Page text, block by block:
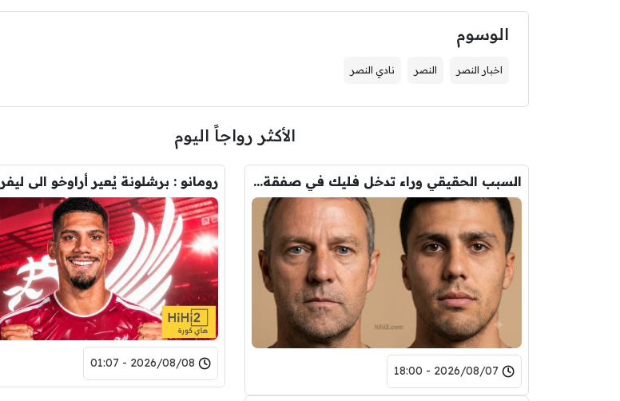
الوسوم
اخبار النصر النصر نادي النصر
الأكثر رواجاً اليوم
السبب الحقيقي وراء تدخل فليك في صفقة رودري
2026/08/07 - 18:00
2026/08/08 - 01:07